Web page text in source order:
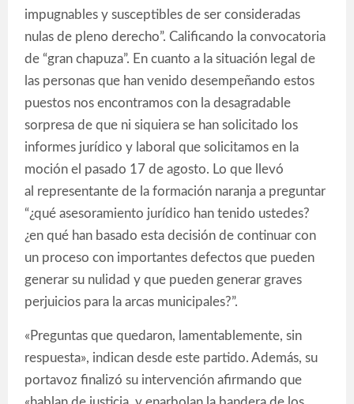
impugnables y susceptibles de ser consideradas
nulas de pleno derecho”. Calificando la convocatoria
de “gran chapuza”. En cuanto a la situación legal de
las personas que han venido desempeñando estos
puestos nos encontramos con la desagradable
sorpresa de que ni siquiera se han solicitado los
informes jurídico y laboral que solicitamos en la
moción el pasado 17 de agosto. Lo que llevó
al representante de la formación naranja a preguntar
“¿qué asesoramiento jurídico han tenido ustedes?
¿en qué han basado esta decisión de continuar con
un proceso con importantes defectos que pueden
generar su nulidad y que pueden generar graves
perjuicios para la arcas municipales?”.
«Preguntas que quedaron, lamentablemente, sin
respuesta», indican desde este partido. Además, su
portavoz finalizó su intervención afirmando que